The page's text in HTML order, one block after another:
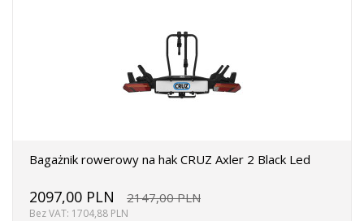
Bagażnik rowerowy na hak CRUZ Axler 2 Black Led
2097,00 PLN 2147,00 PLN
Bez VAT: 1704,88 PLN